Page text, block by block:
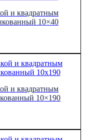
и квадратным
10×40
и квадратным
10×190